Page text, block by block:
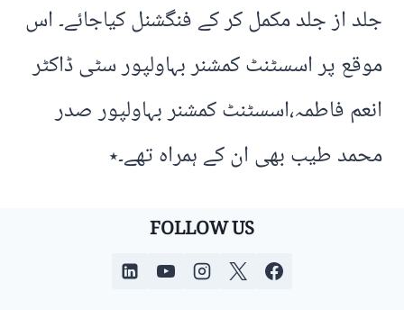
جلد از جلد مکمل کر کے فنگشنل کیاجائے۔ اس
موقع پر اسسٹنٹ کمشنر بہاولپور سٹی ڈاکٹر
انعم فاطمہ،اسسٹنٹ کمشنر بہاولپور صدر
محمد طیب بھی ان کے ہمراہ تھے۔٭
FOLLOW US